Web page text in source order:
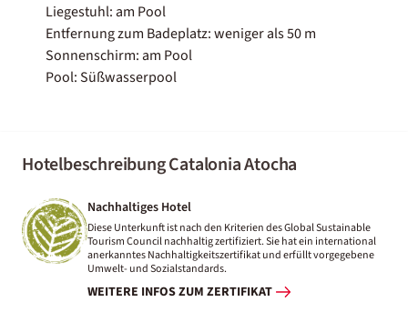
Liegestuhl: am Pool
Entfernung zum Badeplatz: weniger als 50 m
Sonnenschirm: am Pool
Pool: Süßwasserpool
Hotelbeschreibung Catalonia Atocha
Nachhaltiges Hotel
Diese Unterkunft ist nach den Kriterien des Global Sustainable
Tourism Council nachhaltig zertifiziert. Sie hat ein international
anerkanntes Nachhaltigkeitszertifikat und erfüllt vorgegebene
Umwelt- und Sozialstandards.
WEITERE INFOS ZUM ZERTIFIKAT